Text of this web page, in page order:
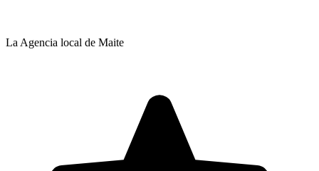
La Agencia local de Maite